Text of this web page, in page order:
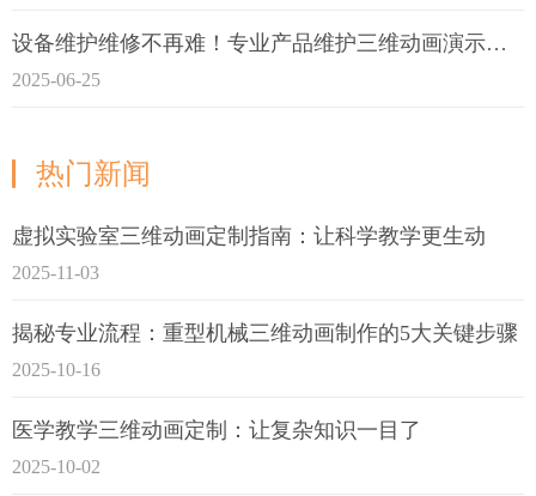
设备维护维修不再难！专业产品维护三维动画演示定制指南
2025-06-25
热门新闻
虚拟实验室三维动画定制指南：让科学教学更生动
2025-11-03
揭秘专业流程：重型机械三维动画制作的5大关键步骤
2025-10-16
医学教学三维动画定制：让复杂知识一目了
2025-10-02